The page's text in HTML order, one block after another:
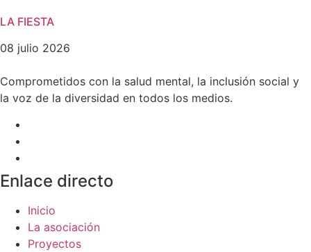
LA FIESTA
08 julio 2026
Comprometidos con la salud mental, la inclusión social y
la voz de la diversidad en todos los medios.
Enlace directo
Inicio
La asociación
Proyectos